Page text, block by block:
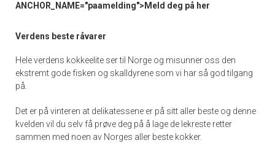
ANCHOR_NAME="paamelding">Meld deg på her
Verdens beste råvarer
Hele verdens kokkeelite ser til Norge og misunner oss den
ekstremt gode fisken og skalldyrene som vi har så god tilgang
på.
Det er på vinteren at delikatessene er på sitt aller beste og denne
kvelden vil du selv få prøve deg på å lage de lekreste retter
sammen med noen av Norges aller beste kokker.